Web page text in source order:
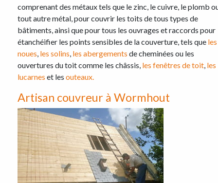
comprenant des métaux tels que le zinc, le cuivre, le plomb
tout autre métal, pour couvrir les toits de tous types de
bâtiments, ainsi que pour tous les ouvrages et raccords pour
étanchéifier les points sensibles de la couverture, tels que les
noues, les solins, les abergements de cheminées ou les
ouvertures du toit comme les châssis, les fenêtres de toit, les
lucarnes et les outeaux.
Artisan couvreur à Wormhout